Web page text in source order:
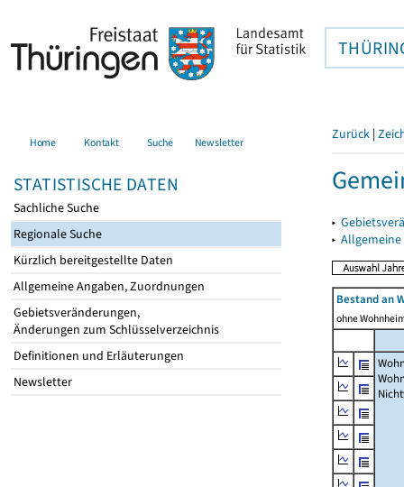
Home Kontakt Suche Newsletter
STATISTISCHE DATEN
Sachliche Suche
Regionale Suche
Kürzlich bereitgestellte Daten
Allgemeine Angaben, Zuordnungen
Gebietsveränderungen,
Änderungen zum Schlüsselverzeichnis
Definitionen und Erläuterungen
Newsletter
Zurück |
▸
▸
Bestand an
ohne